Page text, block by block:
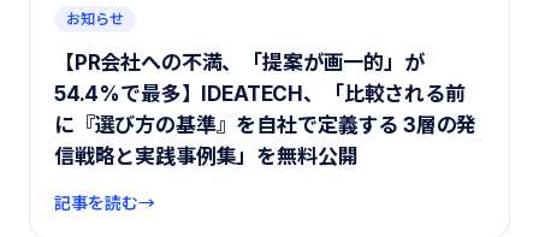
お知らせ
【PR会社への不満、「提案が画一的」が
54.4%で最多】IDEATECH、「比較される前
に『選び方の基準』を自社で定義する 3層の発
信戦略と実践事例集」を無料公開
記事を読む